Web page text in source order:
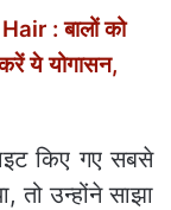
: बालों को
ये योगासन,
किए गए सबसे
तो उन्होंने साझा